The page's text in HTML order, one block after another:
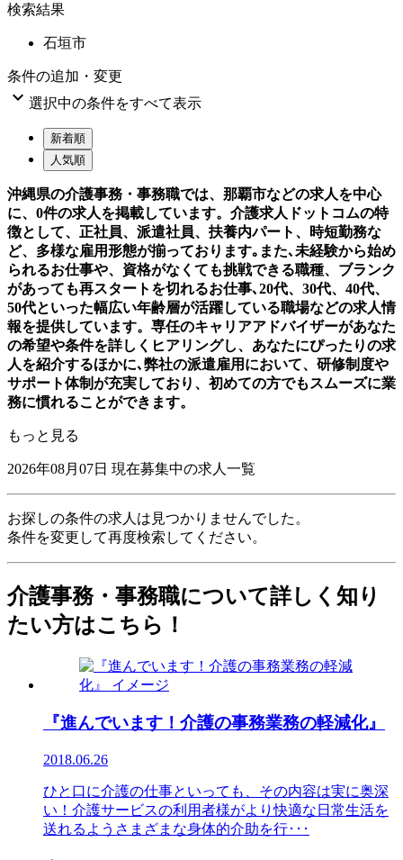
検索結果
石垣市
条件の追加・変更
 選択中の条件をすべて表示
新着順
人気順
沖縄県の介護事務・事務職では、那覇市などの求人を中心
に、0件の求人を掲載しています。介護求人ドットコムの特
徴として、正社員、派遣社員、扶養内パート、時短勤務な
ど、多様な雇用形態が揃っております｡また､未経験から始め
られるお仕事や、資格がなくても挑戦できる職種、ブランク
があっても再スタートを切れるお仕事､20代、30代、40代、
50代といった幅広い年齢層が活躍している職場などの求人情
報を提供しています。専任のキャリアアドバイザーがあなた
の希望や条件を詳しくヒアリングし、あなたにぴったりの求
人を紹介するほかに､弊社の派遣雇用において、研修制度や
サポート体制が充実しており、初めての方でもスムーズに業
務に慣れることができます。
もっと見る
2026年08月07日 現在募集中の求人一覧
お探しの条件の求人は見つかりませんでした。
条件を変更して再度検索してください。
介護事務・事務職について詳しく知り
たい方はこちら！
『進んでいます！介護の事務業務の軽減化』
2018.06.26
ひと口に介護の仕事といっても、その内容は実に奥深
い！介護サービスの利用者様がより快適な日常生活を
送れるようさまざまな身体的介助を行･･･